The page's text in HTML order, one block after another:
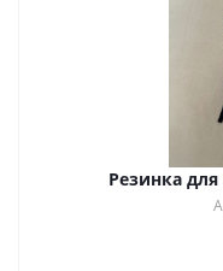
Резинка